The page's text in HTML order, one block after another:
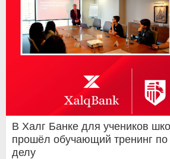
В Халг Банке для учеников
прошёл обучающий тренинг по
делу